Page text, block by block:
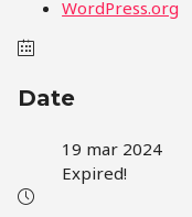
WordPress.org
Date
19 mar 2024
Expired!